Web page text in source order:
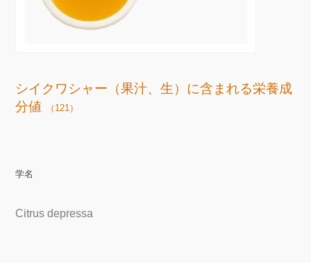
シイクワシャー（果汁、生）に含まれる栄養成
分値
（121）
学名
Citrus depressa